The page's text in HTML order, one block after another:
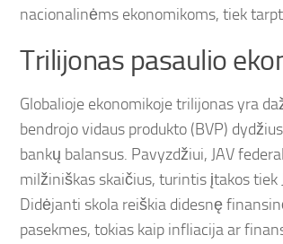
nacionalinėms ekonomikoms, tiek
Trilijonas pasaulio
Globalioje ekonomikoje trilijonas yra
bendrojo vidaus produkto (BVP)
bankų balansus. Pavyzdžiui, JAV
milžiniškas skaičius, turintis įtakos tiek
Didėjanti skola reiškia didesnę
pasekmes, tokias kaip infliacija ar